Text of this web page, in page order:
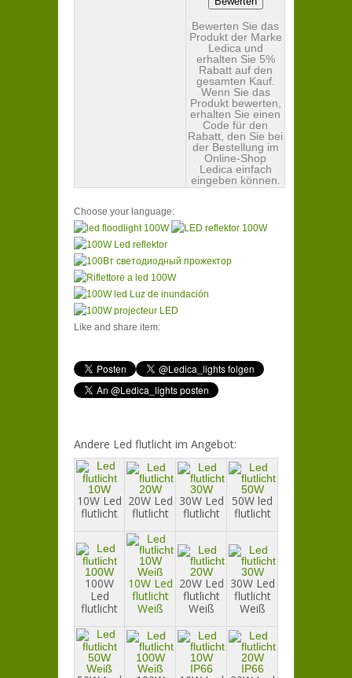
Bewerten Sie das
Produkt der Marke
Ledica und
erhalten Sie 5%
Rabatt auf den
gesamten Kauf.
Wenn Sie das
Produkt bewerten,
erhalten Sie einen
Code für den
Rabatt, den Sie bei
der Bestellung im
Online-Shop
Ledica einfach
eingeben können.
Choose your language:
Like and share item:
Andere Led flutlicht im Angebot:
10W Led
flutlicht
20W Led
flutlicht
30W Led
flutlicht
50W led
flutlicht
100W
Led
flutlicht
10W Led
flutlicht
Weiß
20W Led
flutlicht
Weiß
30W Led
flutlicht
Weiß